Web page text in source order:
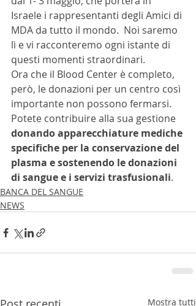
Israele i rappresentanti degli Amici di
MDA da tutto il mondo.  Noi saremo
lì e vi racconteremo ogni istante di
questi momenti straordinari.
Ora che il Blood Center è completo,
però, le donazioni per un centro così
importante non possono fermarsi.
Potete contribuire alla sua gestione
donando apparecchiature mediche
specifiche per la conservazione del
plasma e sostenendo le donazioni
di sangue e i servizi trasfusionali.
BANCA DEL SANGUE
NEWS
Mostra tutti